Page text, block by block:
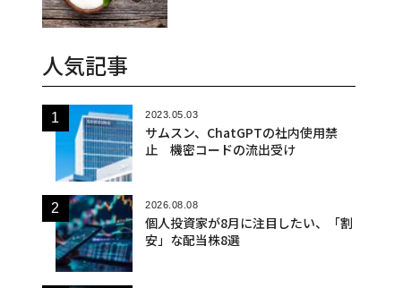
人気記事
2023.05.03
サムスン、ChatGPTの社内使用禁
止 機密コードの流出受け
2026.08.08
個人投資家が8月に注目したい、「割
安」な配当株8選